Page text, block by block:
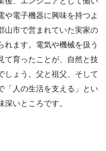
や電子機器に興味を持つよ
山市で営まれていた実家の
れます。電気や機械を扱う
て育ったことが、自然と技
しょう。父と祖父、そして
「人の生活を支える」とい
深いところです。